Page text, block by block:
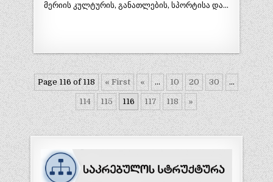
მერიის კულტურის, განათლების, სპორტისა და…
Page 116 of 118 « First « ... 10 20 30 ...
114 115 116 117 118 »